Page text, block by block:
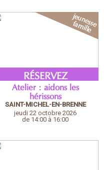
RÉSERVEZ
Atelier : aidons les
hérissons
SAINT-MICHEL-EN-BRENNE
jeudi 22 octobre 2026
de 14:00 à 16:00